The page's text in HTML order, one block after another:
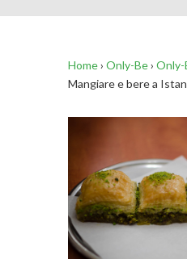
Home› Only-Be› Only-
Mangiare e bere a